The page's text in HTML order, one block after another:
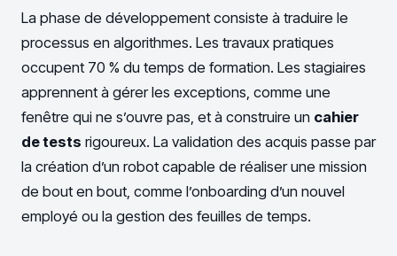
La phase de développement consiste à traduire le
processus en algorithmes. Les travaux pratiques
occupent 70 % du temps de formation. Les stagiaires
apprennent à gérer les exceptions, comme une
fenêtre qui ne s’ouvre pas, et à construire un cahier
de tests rigoureux. La validation des acquis passe par
la création d’un robot capable de réaliser une mission
de bout en bout, comme l’onboarding d’un nouvel
employé ou la gestion des feuilles de temps.